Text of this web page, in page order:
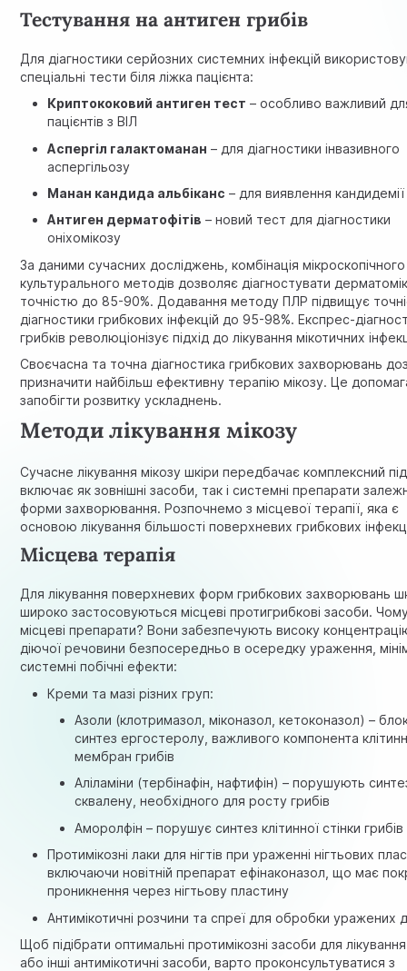
Тестування на антиген грибів
Для діагностики серйозних системних інфекцій
спеціальні тести біля ліжка пацієнта:
Криптококовий антиген тест – особливо важливий
пацієнтів з ВІЛ
Аспергіл галактоманан – для діагностики інвазивного
аспергільозу
Манан кандида альбіканс – для виявлення кандидемії
Антиген дерматофітів – новий тест для діагностики
оніхомікозу
За даними сучасних досліджень, комбінація
культурального методів дозволяє діагностувати
точністю до 85-90%. Додавання методу ПЛР підвищує
діагностики грибкових інфекцій до 95-98%. Експрес-
грибків революціонізує підхід до лікування мікотичних
Своєчасна та точна діагностика грибкових захворювань
призначити найбільш ефективну терапію мікозу. Це
запобігти розвитку ускладнень.
Методи лікування мікозу
Сучасне лікування мікозу шкіри передбачає комплексний
включає як зовнішні засоби, так і системні препарати
форми захворювання. Розпочнемо з місцевої терапії, яка є
основою лікування більшості поверхневих грибкових
Місцева терапія
Для лікування поверхневих форм грибкових захворювань
широко застосовуються місцеві протигрибкові засоби.
місцеві препарати? Вони забезпечують високу
діючої речовини безпосередньо в осередку ураження,
системні побічні ефекти:
Креми та мазі різних груп:
Азоли (клотримазол, міконазол, кетоконазол) –
синтез ергостеролу, важливого компонента
мембран грибів
Аліламіни (тербінафін, нафтифін) – порушують
сквалену, необхідного для росту грибів
Аморолфін – порушує синтез клітинної стінки грибів
Протимікозні лаки для нігтів при ураженні нігтьових
включаючи новітній препарат ефінаконазол, що має
проникнення через нігтьову пластину
Антимікотичні розчини та спреї для обробки уражених
Щоб підібрати оптимальні протимікозні засоби для
або інші антимікотичні засоби, варто проконсультуватися з